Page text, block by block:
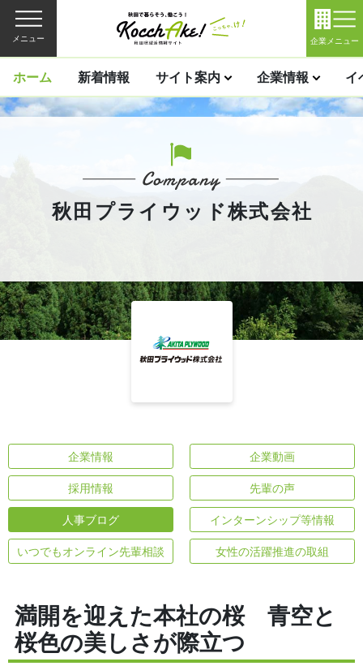
メニュー 企業メニュー
ホーム 新着情報 サイト案内 企業情報 イ
秋田プライウッド株式会社
企業情報 企業動画
採用情報 先輩の声
人事ブログ インターンシップ等情報
いつでもオンライン先輩相談 女性の活躍推進の取組
満開を迎えた本社の桜 青空と
桜色の美しさが際立つ